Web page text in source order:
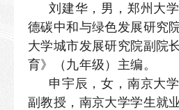
刘建华，男，郑州大
德碳中和与绿色发展研究
大学城市发展研究院副院
育》（九年级）主编。
申宇辰，女， 南京大
副教授，南京大学学生就